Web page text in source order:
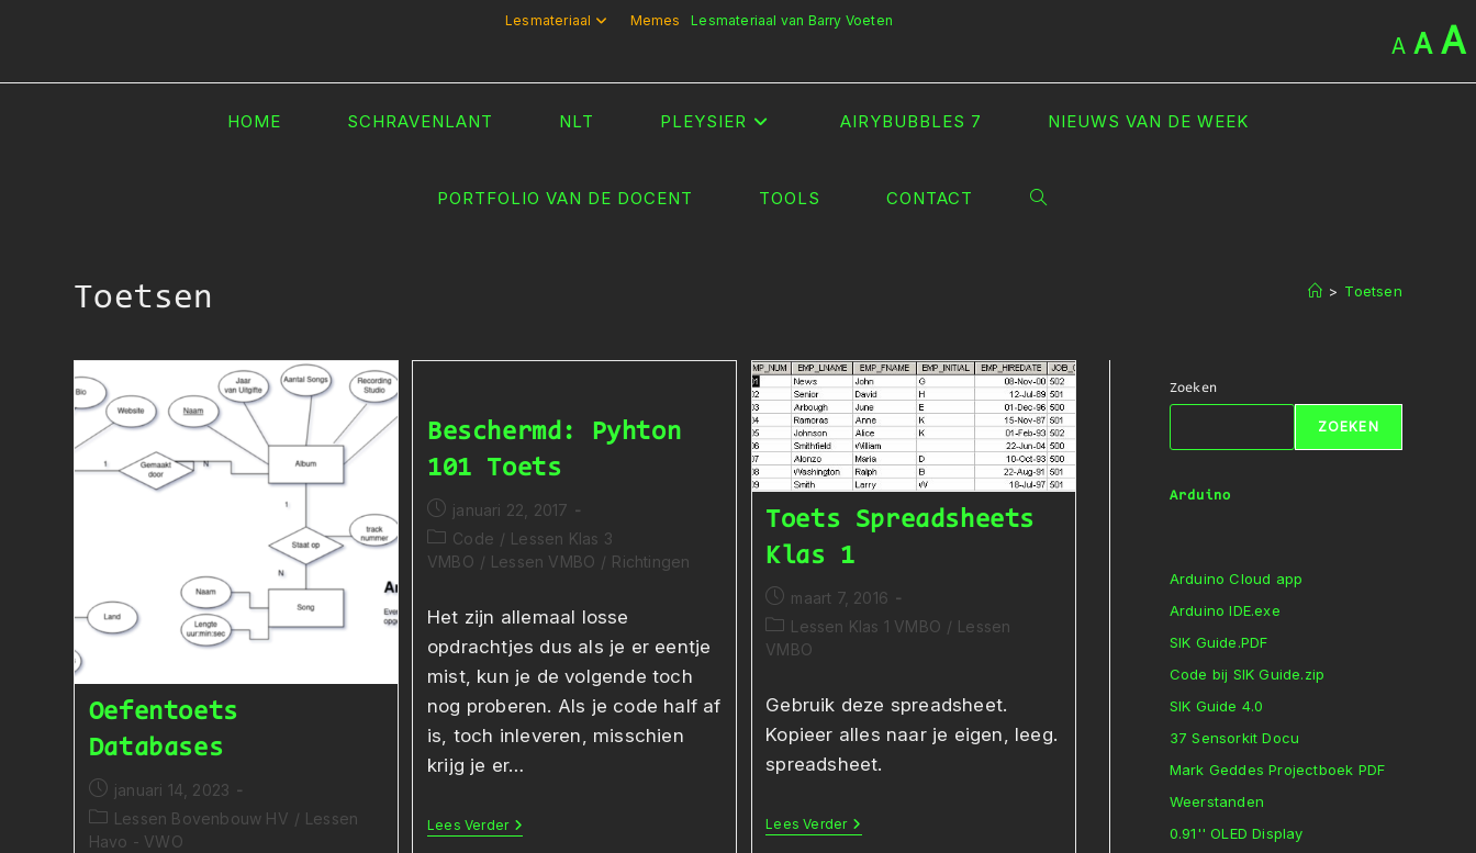
inhoud
Lesmateriaal Memes Lesmateriaal van Barry Voeten
A A A
HOME SCHRAVENLANT NLT PLEYSIER AIRYBUBBLES 7 NIEUWS VAN DE WEEK
PORTFOLIO VAN DE DOCENT TOOLS CONTACT TOGGLE
Toetsen > Toetsen
Oefentoets
Databases
Bericht
gepubliceerd
op:
januari 14, 2023
Berichtcategorie:
Lessen Bovenbouw HV / Lessen
Havo - VWO
Beschermd: Pyhton
101 Toets
Bericht
gepubliceerd
op:
januari 22, 2017
Berichtcategorie:
Code / Lessen Klas 3
VMBO / Lessen VMBO / Richtingen
Het zijn allemaal losse
opdrachtjes dus als je er eentje
mist, kun je de volgende toch
nog proberen. Als je code half af
is, toch inleveren, misschien
krijg je er…
Lees VerderBeschermd:
Pyhton
Toets Spreadsheets
Klas 1
Bericht
gepubliceerd
op:
maart 7, 2016
Berichtcategorie:
Lessen Klas 1 VMBO / Lessen
VMBO
Gebruik deze spreadsheet.
Kopieer alles naar je eigen, leeg.
spreadsheet.
Lees VerderToets
Spreadsheets
Zoeken
ZOEKEN
Arduino
Arduino Cloud app
Arduino IDE.exe
SIK Guide.PDF
Code bij SIK Guide.zip
SIK Guide 4.0
37 Sensorkit Docu
Mark Geddes Projectboek PDF
Weerstanden
0.91'' OLED Display